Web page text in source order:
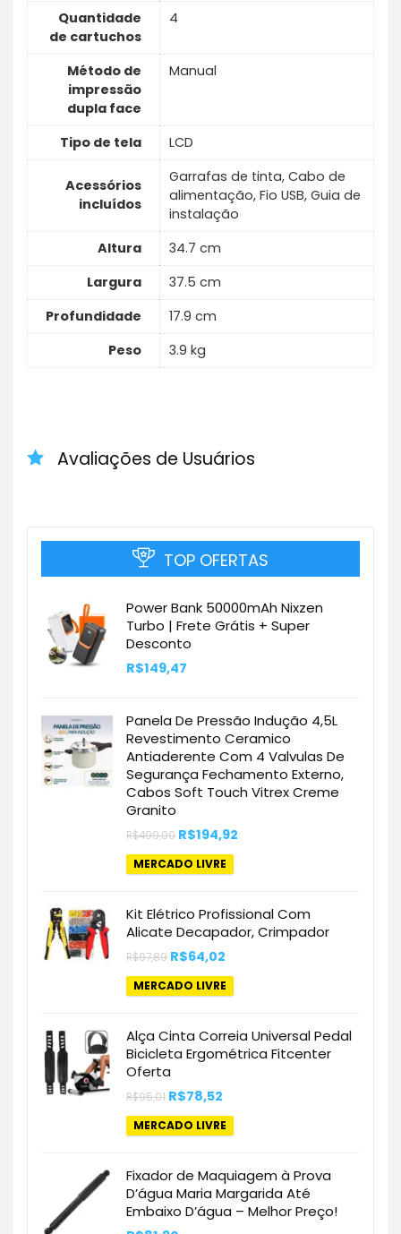
Quantidade
de cartuchos
4
Método de
impressão
dupla face
Manual
Tipo de tela LCD
Acessórios
incluídos
Garrafas de tinta, Cabo de
alimentação, Fio USB, Guia de
instalação
Altura
34.7 cm
Largura
37.5 cm
Profundidade
17.9 cm
Peso
3.9 kg
Avaliações de Usuários
TOP OFERTAS
Power Bank 50000mAh Nixzen
Turbo | Frete Grátis + Super
Desconto
R$149,47
Panela De Pressão Indução 4,5L
Revestimento Ceramico
Antiaderente Com 4 Valvulas De
Segurança Fechamento Externo,
Cabos Soft Touch Vitrex Creme
Granito
R$499,00 O
original
era:
R$194,92
MERCADO LIVRE
Kit Elétrico Profissional Com
Alicate Decapador, Crimpador
R$97,89 O
original
era:
R$64,02
atual
é:
MERCADO LIVRE
Alça Cinta Correia Universal Pedal
Bicicleta Ergométrica Fitcenter
Oferta
R$95,01 O
original
era:
R$78,52
atual
é:
MERCADO LIVRE
Fixador de Maquiagem à Prova
D’água Maria Margarida Até
Embaixo D’água – Melhor Preço!